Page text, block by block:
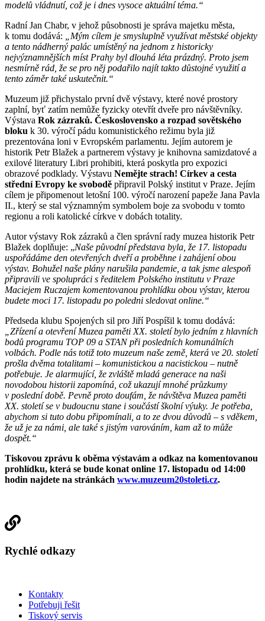
modelů vládnutí, což je i dnes vysoce aktuální téma.“
Radní Jan Chabr, v jehož působnosti je správa majetku města,
k tomu dodává: „Mým cílem je smysluplně využívat městské objekty
a tento nádherný palác umístěný na jednom z historicky
nejvýznamnějších míst Prahy byl dlouhá léta prázdný. Proto jsem
nesmírně rád, že se pro něj podařilo najít takto důstojné využití a
tento záměr také uskutečnit.“
Muzeum již přichystalo první dvě výstavy, které nové prostory
zaplní, byť zatím nemůže fyzicky otevřít dveře pro návštěvníky.
Výstava Rok zázraků. Československo a rozpad sovětského
bloku k 30. výročí pádu komunistického režimu byla již
prezentována loni v Evropském parlamentu. Jejím autorem je
historik Petr Blažek a partnerem výstavy je knihovna samizdatové a
exilové literatury Libri prohibiti, která poskytla pro expozici
obrazové podklady. Výstavu Nemějte strach! Církev a cesta
střední Evropy ke svobodě připravil Polský institut v Praze. Jejím
cílem je připomenout letošní 100. výročí narození papeže Jana Pavla
II., který se stal významným symbolem boje za svobodu v tomto
regionu a roli katolické církve v dobách totality.
Autor výstavy Rok zázraků a člen správní rady muzea historik Petr
Blažek doplňuje: „Naše původní představa byla, že 17. listopadu
uspořádáme den otevřených dveří a proběhne i zahájení obou
výstav. Bohužel naše plány narušila pandemie, a tak jsme alespoň
připravili ve spolupráci s ředitelem Polského institutu v Praze
Maciejem Ruczajem komentovanou prohlídku obou výstav, kterou
budete moci 17. listopadu po poledni sledovat online.“
Předseda klubu Spojených sil pro Jiří Pospíšil k tomu dodává:
„Zřízení a otevření Muzea paměti XX. století bylo jedním z hlavních
bodů programu TOP 09 a STAN při posledních komunálních
volbách. Podle nás totiž toto muzeum naše země, která ve 20. století
prošla dvěma totalitami – komunistickou a nacistickou – nutně
potřebuje. Je alarmující, že zvláště mladá generace na naši
novodobou historii zapomíná, což ukazují mnohé průzkumy
v poslední době. Pevně proto doufám, že návštěva Muzea paměti
XX. století se v budoucnu stane i součástí školní výuky. Je potřeba,
abychom si tuto dobu připomínali, a to ze dvou důvodů – s vděkem,
že už je za námi, ale také s jistým varováním, kam až to může
dospět.“
Tiskovou zprávu k oběma výstavám a odkaz na komentovanou
prohlídku, která se bude konat online 17. listopadu od 14:00
hodin najdete na stránkách www.muzeum20stoleti.cz.
Rychlé odkazy
Kontakty
Potřebuji řešit
Tiskový servis